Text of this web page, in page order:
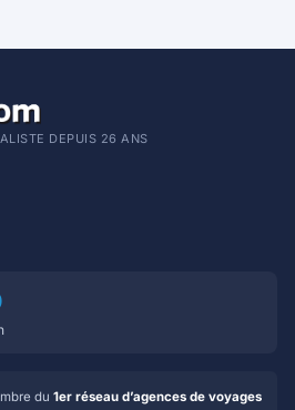
DEPUIS 26 ANS
du 1er réseau d’agences de voyages